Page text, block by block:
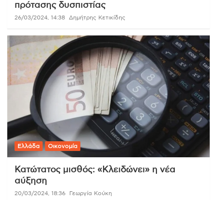
πρότασης δυσπιστίας
26/03/2024, 14:38 Δημήτρης Κετικίδης
Ελλάδα Οικονομία
Κατώτατος μισθός: «Κλειδώνει» η νέα
αύξηση
20/03/2024, 18:36 Γεωργία Κούκη